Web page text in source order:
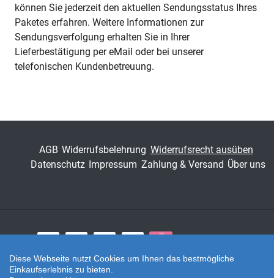
können Sie jederzeit den aktuellen Sendungsstatus Ihres
Paketes erfahren. Weitere Informationen zur
Sendungsverfolgung erhalten Sie in Ihrer
Lieferbestätigung per eMail oder bei unserer
telefonischen Kundenbetreuung.
AGB Widerrufsbelehrung Widerrufsrecht ausüben
Datenschutz Impressum Zahlung & Versand Über uns
Zahlungsarten
Twitter
Diese Webseite nutzt Cookies um Ihnen das bestmögliche
Einkaufserlebnis zu bieten.